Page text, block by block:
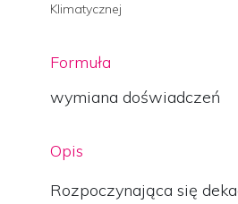
Klimatycznej
Formuła
wymiana doświadczeń
Opis
Rozpoczynająca się